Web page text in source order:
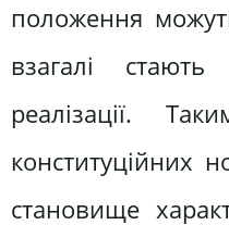
положення
взагалі
реалізації.
конституційних
становище